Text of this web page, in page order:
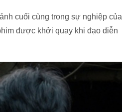
cuối cùng trong sự nghiệp của
được khởi quay khi đạo diễn